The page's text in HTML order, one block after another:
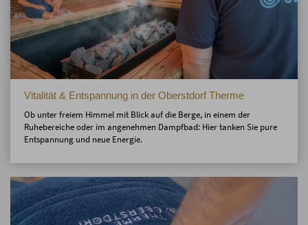
Vitalität & Entspannung in der Oberstdorf Therme
Ob unter freiem Himmel mit Blick auf die Berge, in einem der
Ruhebereiche oder im angenehmen Dampfbad: Hier tanken Sie pure
Entspannung und neue Energie.